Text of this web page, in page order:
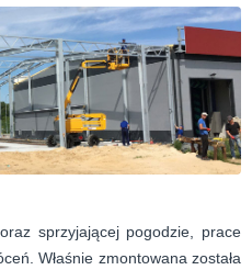
sprzyjającej pogodzie, prace
Właśnie zmontowana została